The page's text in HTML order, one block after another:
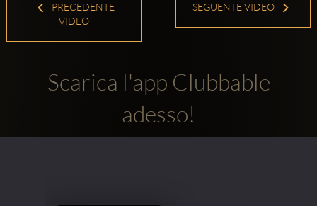
PRECEDENTE
VIDEO
SEGUENTE VIDEO
Scarica l'app Clubbable
adesso!